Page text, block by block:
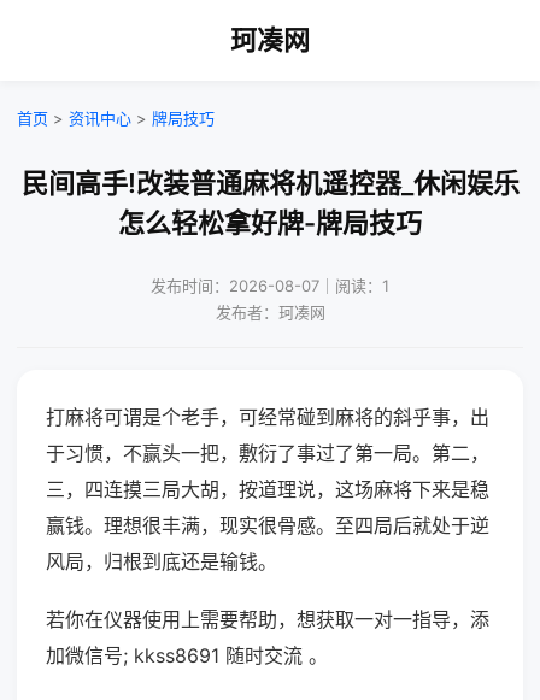
珂凑网
首页 > 资讯中心 > 牌局技巧
民间高手!改装普通麻将机遥控器_休闲娱乐
怎么轻松拿好牌-牌局技巧
发布时间：2026-08-07｜阅读：1
发布者：珂凑网
打麻将可谓是个老手，可经常碰到麻将的斜乎事，出
于习惯，不赢头一把，敷衍了事过了第一局。第二，
三，四连摸三局大胡，按道理说，这场麻将下来是稳
赢钱。理想很丰满，现实很骨感。至四局后就处于逆
风局，归根到底还是输钱。
若你在仪器使用上需要帮助，想获取一对一指导，添
加微信号; kkss8691 随时交流 。